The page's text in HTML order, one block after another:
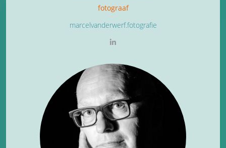
fotograaf
marcelvanderwerf.fotografie